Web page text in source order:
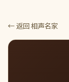
← 返回 相声名家